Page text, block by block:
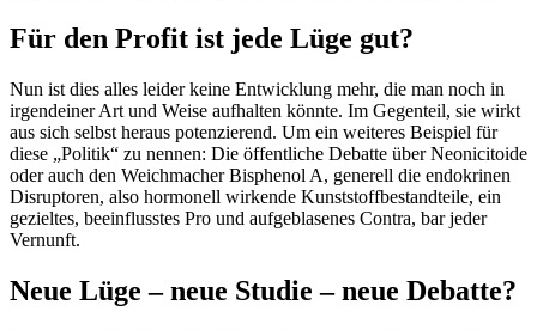
Für den Profit ist jede Lüge gut?
Nun ist dies alles leider keine Entwicklung mehr, die man noch in
irgendeiner Art und Weise aufhalten könnte. Im Gegenteil, sie wirkt
aus sich selbst heraus potenzierend. Um ein weiteres Beispiel für
diese „Politik“ zu nennen: Die öffentliche Debatte über Neonicitoide
oder auch den Weichmacher Bisphenol A, generell die endokrinen
Disruptoren, also hormonell wirkende Kunststoffbestandteile, ein
gezieltes, beeinflusstes Pro und aufgeblasenes Contra, bar jeder
Vernunft.
Neue Lüge – neue Studie – neue Debatte?